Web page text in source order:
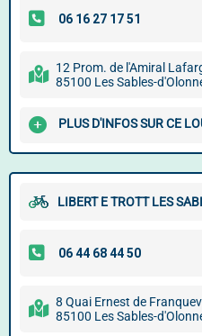
12 Prom. de l'Amiral
85100 Les Sables-
PLUS D'INFOS SUR CE
LIBERT E TROTT LES
8 Quai Ernest de
85100 Les Sables-